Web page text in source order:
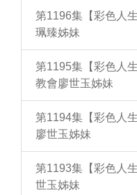
第1196集【彩色人
珮臻姊妹
第1195集【彩色人
教會廖世玉姊妹
第1194集【彩色人
廖世玉姊妹
第1193集【彩色人
世玉姊妹